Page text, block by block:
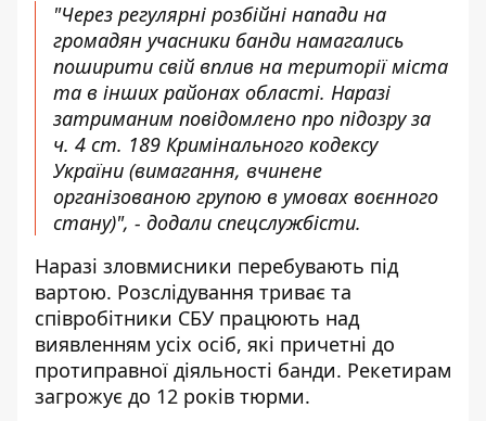
"Через регулярні розбійні напади на
громадян учасники банди намагались
поширити свій вплив на території міста
та в інших районах області. Наразі
затриманим повідомлено про підозру за
ч. 4 ст. 189 Кримінального кодексу
України (вимагання, вчинене
організованою групою в умовах воєнного
стану)", - додали спецслужбісти.
Наразі зловмисники перебувають під
вартою. Розслідування триває та
співробітники СБУ працюють над
виявленням усіх осіб, які причетні до
протиправної діяльності банди. Рекетирам
загрожує до 12 років тюрми.